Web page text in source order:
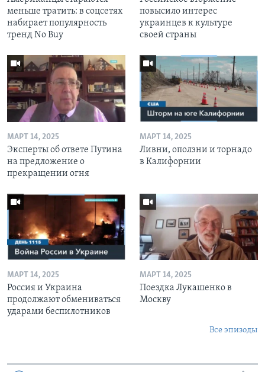
меньше тратить: в соцсетях
набирает популярность
тренд No Buy
повысило интерес
украинцев к культуре
своей страны
МАРТ 14, 2025
Эксперты об ответе Путина
на предложение о
прекращении огня
МАРТ 14, 2025
Ливни, оползни и торнадо
в Калифорнии
МАРТ 14, 2025
Россия и Украина
продолжают обмениваться
ударами беспилотников
МАРТ 14, 2025
Поездка Лукашенко в
Москву
Все эпизоды